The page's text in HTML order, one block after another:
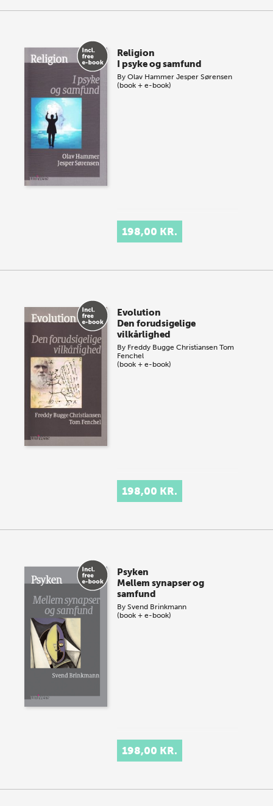
Religion
I psyke og samfund
ByOlav Hammer Jesper Sørensen
(book + e-book)
198,00 KR.
Evolution
Den forudsigelige
vilkårlighed
By Freddy Bugge Christiansen Tom
Fenchel
(book + e-book)
198,00 KR.
Psyken
Mellem synapser og
samfund
BySvend Brinkmann
(book + e-book)
198,00 KR.